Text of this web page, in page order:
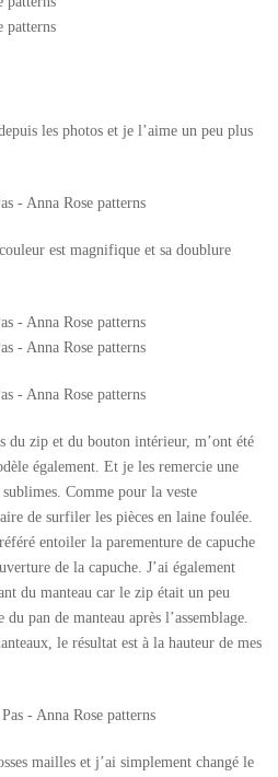
les photos et je l’aime un peu plus
est magnifique et sa doublure
du zip et du bouton intérieur, m’ont été
également. Et je les remercie une
Comme pour la veste
de surfiler les pièces en laine foulée.
entoiler la parementure de capuche
de la capuche. J’ai également
du manteau car le zip était un peu
pan de manteau après l’assemblage.
le résultat est à la hauteur de mes
mailles et j’ai simplement changé le